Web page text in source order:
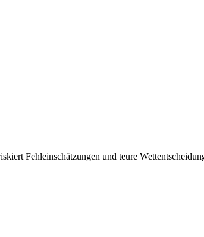
Fehleinschätzungen und teure